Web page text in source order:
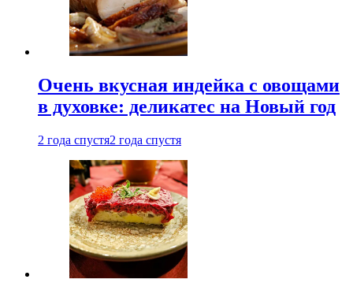
Очень вкусная индейка с овощами
в духовке: деликатес на Новый год
2 года спустя2 года спустя